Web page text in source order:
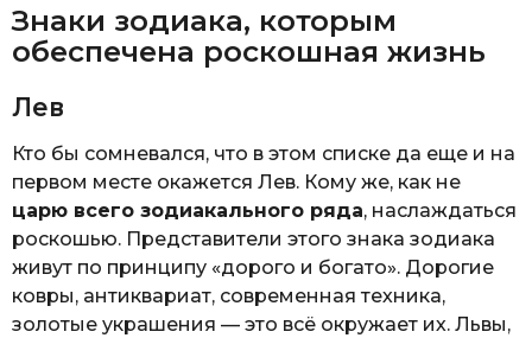
Знаки зодиака, которым
обеспечена роскошная жизнь
Лев
Кто бы сомневался, что в этом списке да еще и на
первом месте окажется Лев. Кому же, как не
царю всего зодиакального ряда, наслаждаться
роскошью. Представители этого знака зодиака
живут по принципу «дорого и богато». Дорогие
ковры, антиквариат, современная техника,
золотые украшения — это всё окружает их. Львы,